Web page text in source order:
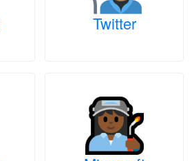
Twitter